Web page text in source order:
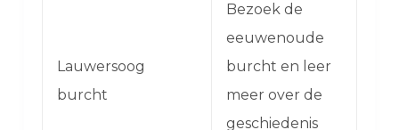
Lauwersoog
burcht
Bezoek de
eeuwenoude
burcht en leer
meer over de
geschiedenis